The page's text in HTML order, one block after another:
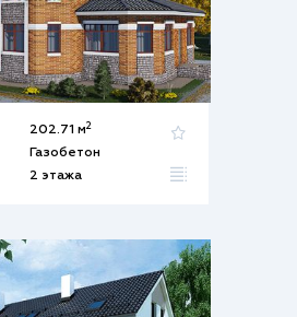
202.71 м2
Газобетон
2 этажа